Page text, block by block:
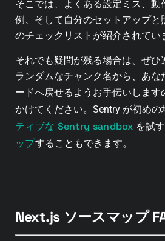
そこでは、よくある設定ミス、動
例、そして自分のセットアップと
のチェックリストが紹介されてい
それでも疑問が残る場合は、ぜひ
ランダムなチャンク名から、あな
ードへ戻せるようお手伝いします
かけてください。Sentry が初めの
ティブな Sentry sandbox を試す
ップすることもできます。
Next.js ソースマップ